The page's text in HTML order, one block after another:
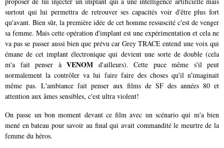
surtout qui lui permettra de retrouver ses capacités voir d'être plus fort
qu'avant. Bien sûr, la première idée de cet homme ressuscité c'est de venger
sa femme. Mais cette opération d'implant est une expérimentation et cela ne
va pas se passer aussi bien que prévu car Grey TRACE entend une voix qui
émane de cet implant électronique qui devient une sorte de double (cela
m'a fait penser à VENOM d'ailleurs). Cette puce même s'il peut
normalement la contrôler va lui faire faire des choses qu'il n'imaginait
même pas. L'ambiance fait penser aux films de SF des années 80 et
attention aux âmes sensibles, c'est ultra violent!
On passe un bon moment devant ce film avec un scénario qui m'a bien
mené en bateau pour savoir au final qui avait commandité le meurtre de la
femme du héros.